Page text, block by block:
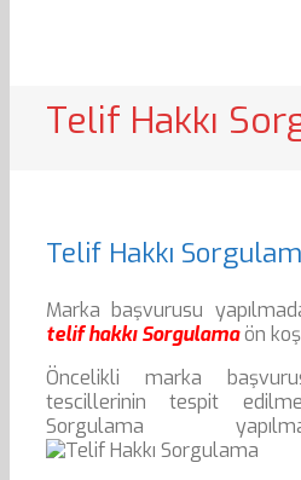
Telif Hakkı
Telif Hakkı
Marka başvurusu
telif hakkı Sorgulamaön
Öncelikli marka
tescillerinin tespit
Sorgulama